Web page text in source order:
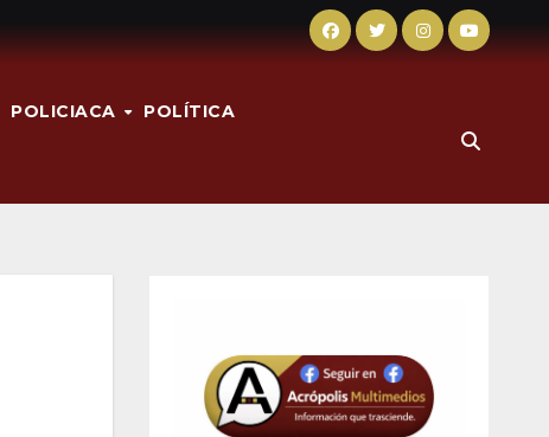
POLICIACA POLÍTICA